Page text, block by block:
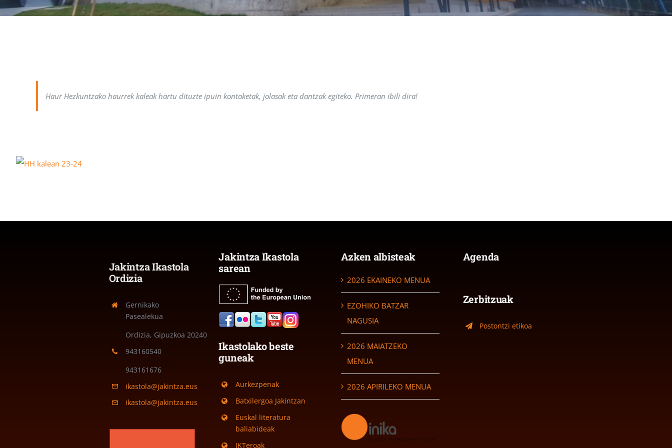
Haur Hezkuntzako haurrek kaleak hartu dituzte ipuin kontaketak, jolasak eta dantzak egiteko. Primeran ibili dira!
Jakintza Ikastola
Ordizia
Gernikako
Pasealekua
Ordizia, Gipuzkoa20240
943160540
943161676
ikastola@jakintza.eus
ikastola@jakintza.eus
Jakintza Ikastola
sarean
Ikastolako beste
guneak
Aurkezpenak
Batxilergoa Jakintzan
Euskal literatura
baliabideak
IKTeroak
Azken albisteak
2026 EKAINEKO MENUA
EZOHIKO BATZAR
NAGUSIA
2026 MAIATZEKO
MENUA
2026 APIRILEKO MENUA
Agenda
Zerbitzuak
Postontzi etikoa